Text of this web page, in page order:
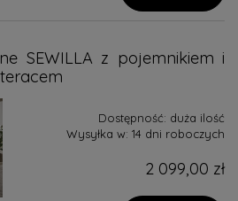
SEWILLA z pojemnikiem i
Dostępność: duża ilość
Wysyłka w: 14 dni roboczych
2 099,00 zł